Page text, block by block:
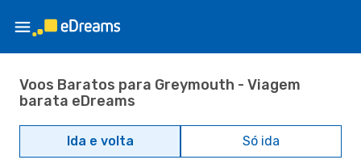
Voos Baratos para Greymouth - Viagem
barata eDreams
Ida e volta Só ida